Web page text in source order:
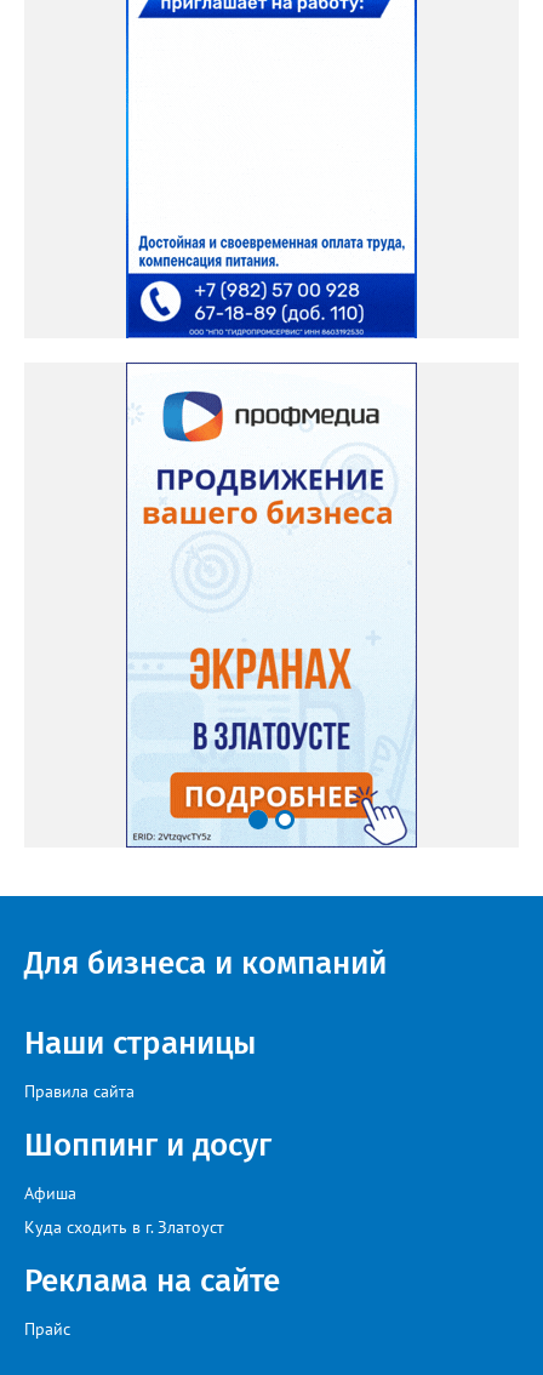
Для бизнеса и компаний
Наши страницы
Правила сайта
Шоппинг и досуг
Афиша
Куда сходить в г. Златоуст
Реклама на сайте
Прайс